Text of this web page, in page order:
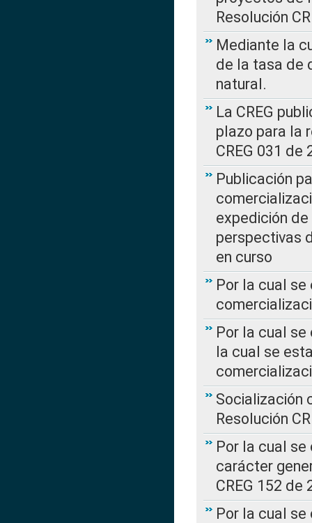
Resolución
Mediante la
de la tasa de
natural.
La CREG
plazo para la
CREG 031 de
Publicación
expedición de
perspectivas
en curso
Por la cual
Por la cual se
la cual se
Socialización
Resolución
Por la cual
carácter
CREG 152 de
Por la cual